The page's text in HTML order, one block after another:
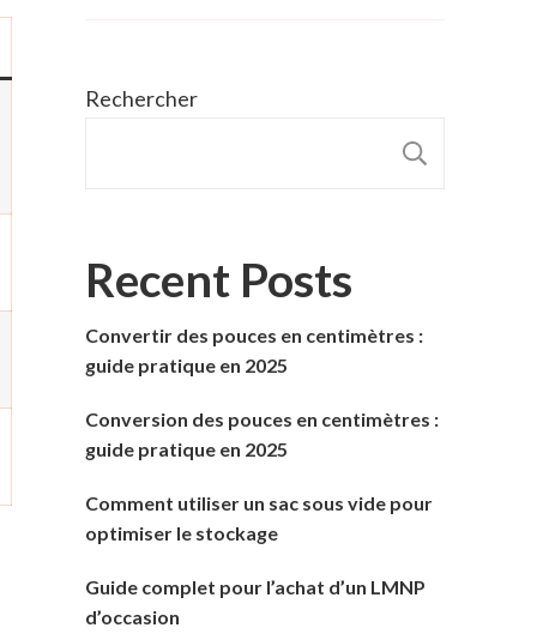
Rechercher
Recent Posts
Convertir des pouces en centimètres :
guide pratique en 2025
Conversion des pouces en centimètres :
guide pratique en 2025
Comment utiliser un sac sous vide pour
optimiser le stockage
Guide complet pour l’achat d’un LMNP
d’occasion